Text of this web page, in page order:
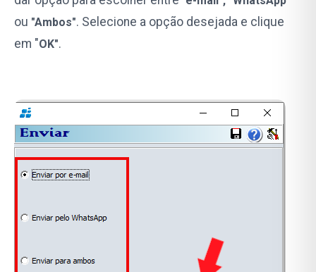
ou "Ambos". Selecione a opção desejada e clique
em "OK".